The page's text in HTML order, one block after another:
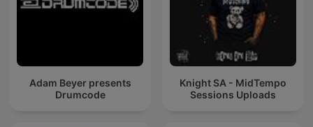
Adam Beyer presents
Drumcode
Knight SA - MidTempo
Sessions Uploads